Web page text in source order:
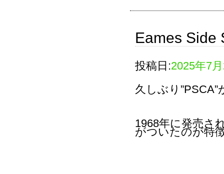
Eames Side
投稿日:2025年7
久しぶり
1968年に発売さ
がついたのが特